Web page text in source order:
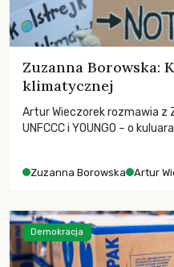
Zuzanna Borowska:
klimatycznej
Artur Wieczorek rozmawia z
UNFCCC i YOUNGO – o
Zuzanna Borowska Artur
Demokracja